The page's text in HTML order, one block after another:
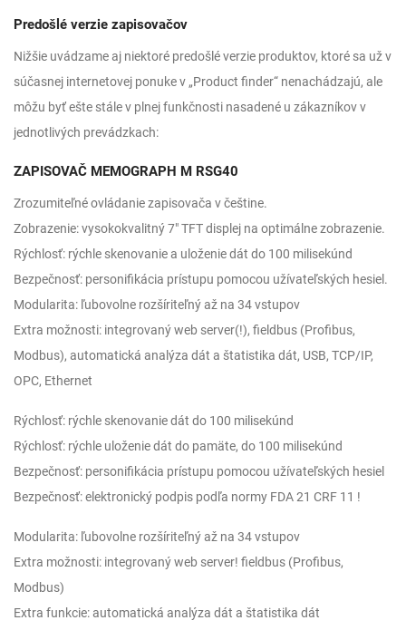
Predošlé verzie zapisovačov
Nižšie uvádzame aj niektoré predošlé verzie produktov, ktoré sa už v
súčasnej internetovej ponuke v „Product finder“ nenachádzajú, ale
môžu byť ešte stále v plnej funkčnosti nasadené u zákazníkov v
jednotlivých prevádzkach:
ZAPISOVAČ MEMOGRAPH M RSG40
Zrozumiteľné ovládanie zapisovača v češtine.
Zobrazenie: vysokokvalitný 7″ TFT displej na optimálne zobrazenie.
Rýchlosť: rýchle skenovanie a uloženie dát do 100 milisekúnd
Bezpečnosť: personifikácia prístupu pomocou užívateľských hesiel.
Modularita: ľubovolne rozšíriteľný až na 34 vstupov
Extra možnosti: integrovaný web server(!), fieldbus (Profibus,
Modbus), automatická analýza dát a štatistika dát, USB, TCP/IP,
OPC, Ethernet
Rýchlosť: rýchle skenovanie dát do 100 milisekúnd
Rýchlosť: rýchle uloženie dát do pamäte, do 100 milisekúnd
Bezpečnosť: personifikácia prístupu pomocou užívateľských hesiel
Bezpečnosť: elektronický podpis podľa normy FDA 21 CRF 11 !
Modularita: ľubovolne rozšíriteľný až na 34 vstupov
Extra možnosti: integrovaný web server! fieldbus (Profibus,
Modbus)
Extra funkcie: automatická analýza dát a štatistika dát